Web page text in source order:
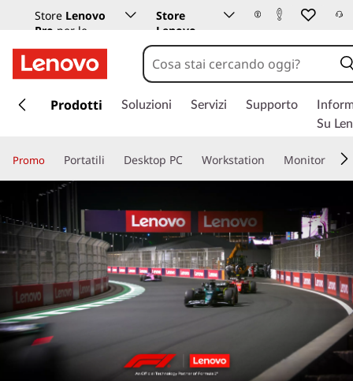
Store Lenovo
Pro per le
aziende
Store
Lenovo
Istruzione
a
a
n
u
t
o
Prodotti Soluzioni Servizi Supporto
Su
Promo Portatili Desktop PC Workstation Monitor